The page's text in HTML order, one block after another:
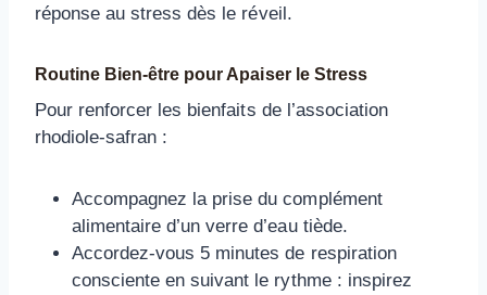
réponse au stress dès le réveil.
Routine Bien-être pour Apaiser le Stress
Pour renforcer les bienfaits de l’association
rhodiole-safran :
Accompagnez la prise du complément
alimentaire d’un verre d’eau tiède.
Accordez-vous 5 minutes de respiration
consciente en suivant le rythme : inspirez